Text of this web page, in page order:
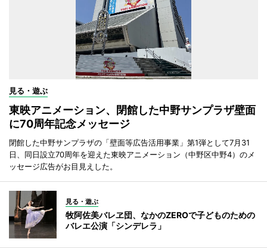
見る・遊ぶ
東映アニメーション、閉館した中野サンプラザ壁面
に70周年記念メッセージ
閉館した中野サンプラザの「壁面等広告活用事業」第1弾として7月31
日、同日設立70周年を迎えた東映アニメーション（中野区中野4）のメ
ッセージ広告がお目見えした。
見る・遊ぶ
牧阿佐美バレヱ団、なかのZEROで子どものための
バレエ公演「シンデレラ」